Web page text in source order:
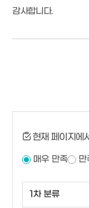
감사합니다.
현재 페이지에
매우 만족 만